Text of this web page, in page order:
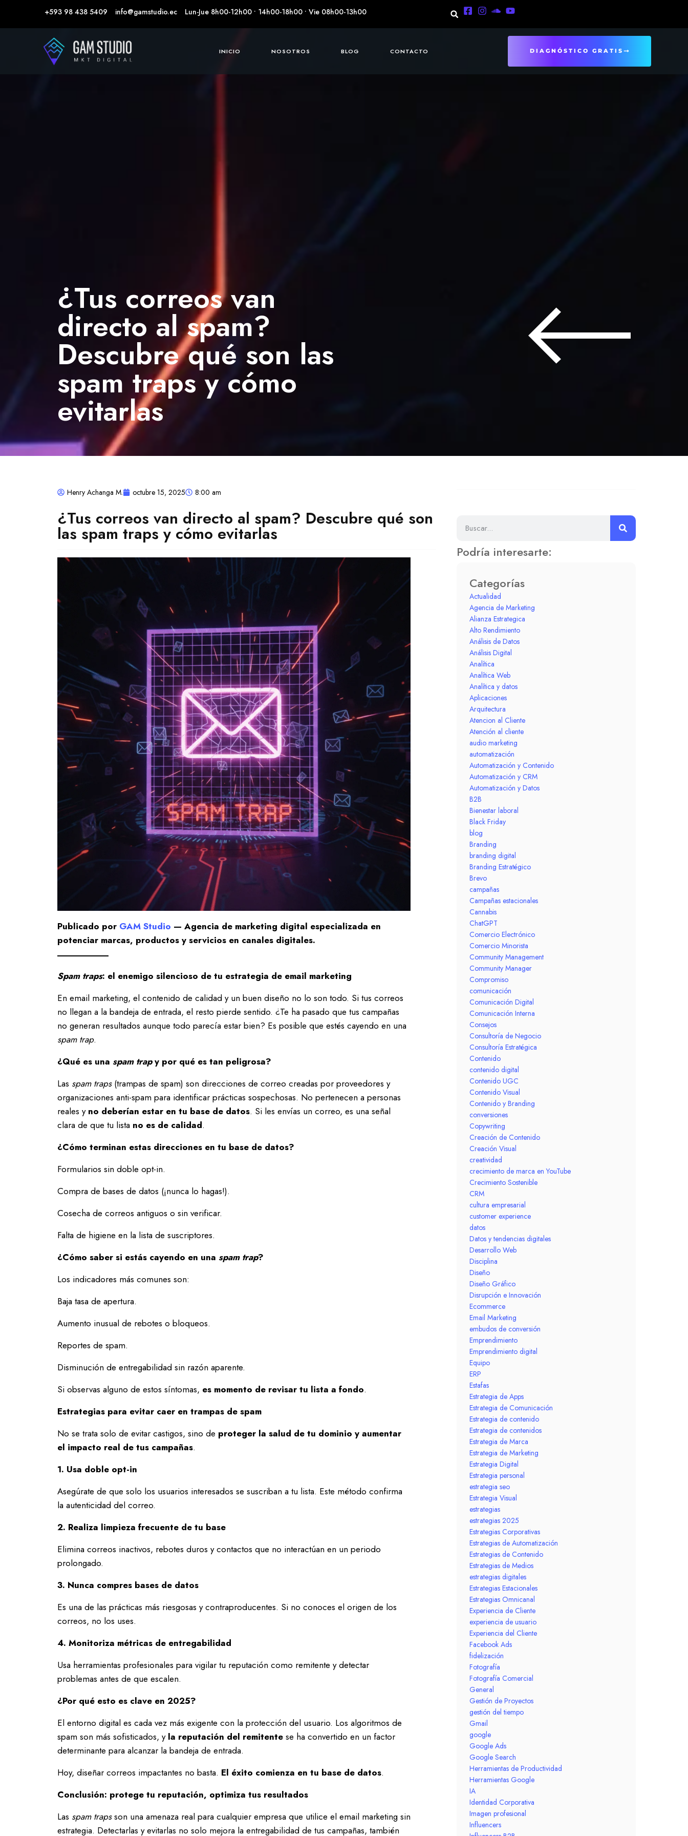
+593 98 438 5409 info@gamstudio.ec Lun-Jue 8h00-12h00 • 14h00-18h00 • Vie 08h00-13h00
INICIO NOSOTROS BLOG CONTACTO DIAGNÓSTICO GRATIS
¿Tus correos van
directo al spam?
Descubre qué son las
spam traps y cómo
evitarlas
Henry Achanga M. octubre 15, 2025 8:00 am
¿Tus correos van directo al spam? Descubre qué son
las spam traps y cómo evitarlas
Publicado por GAM Studio — Agencia de marketing digital especializada en
potenciar marcas, productos y servicios en canales digitales.
Spam traps: el enemigo silencioso de tu estrategia de email marketing
En email marketing, el contenido de calidad y un buen diseño no lo son todo. Si tus correos
no llegan a la bandeja de entrada, el resto pierde sentido. ¿Te ha pasado que tus campañas
no generan resultados aunque todo parecía estar bien? Es posible que estés cayendo en una
spam trap.
¿Qué es una spam trapy por qué es tan peligrosa?
Las spam traps(trampas de spam) son direcciones de correo creadas por proveedores y
organizaciones anti-spam para identificar prácticas sospechosas. No pertenecen a personas
reales y no deberían estar en tu base de datos. Si les envías un correo, es una señal
clara de que tu lista no es de calidad.
¿Cómo terminan estas direcciones en tu base de datos?
Formularios sin doble opt-in.
Compra de bases de datos (¡nunca lo hagas!).
Cosecha de correos antiguos o sin verificar.
Falta de higiene en la lista de suscriptores.
¿Cómo saber si estás cayendo en una spam trap?
Los indicadores más comunes son:
Baja tasa de apertura.
Aumento inusual de rebotes o bloqueos.
Reportes de spam.
Disminución de entregabilidad sin razón aparente.
Si observas alguno de estos síntomas, es momento de revisar tu lista a fondo.
Estrategias para evitar caer en trampas de spam
No se trata solo de evitar castigos, sino de proteger la salud de tu dominio y aumentar
el impacto real de tus campañas.
1. Usa doble opt-in
Asegúrate de que solo los usuarios interesados se suscriban a tu lista. Este método confirma
la autenticidad del correo.
2. Realiza limpieza frecuente de tu base
Elimina correos inactivos, rebotes duros y contactos que no interactúan en un periodo
prolongado.
3. Nunca compres bases de datos
Es una de las prácticas más riesgosas y contraproducentes. Si no conoces el origen de los
correos, no los uses.
4. Monitoriza métricas de entregabilidad
Usa herramientas profesionales para vigilar tu reputación como remitente y detectar
problemas antes de que escalen.
¿Por qué esto es clave en 2025?
El entorno digital es cada vez más exigente con la protección del usuario. Los algoritmos de
spam son más sofisticados, y la reputación del remitente se ha convertido en un factor
determinante para alcanzar la bandeja de entrada.
Hoy, diseñar correos impactantes no basta. El éxito comienza en tu base de datos.
Conclusión: protege tu reputación, optimiza tus resultados
Las spam trapsson una amenaza real para cualquier empresa que utilice el email marketing sin
estrategia. Detectarlas y evitarlas no solo mejora la entregabilidad de tus campañas, también
Podría interesarte:
Categorías
Actualidad
Agencia de Marketing
Alianza Estrategica
Alto Rendimiento
Análisis de Datos
Análisis Digital
Analítica
Analítica Web
Analítica y datos
Aplicaciones
Arquitectura
Atencion al Cliente
Atención al cliente
audio marketing
automatización
Automatización y Contenido
Automatización y CRM
Automatización y Datos
B2B
Bienestar laboral
Black Friday
blog
Branding
branding digital
Branding Estratégico
Brevo
campañas
Campañas estacionales
Cannabis
ChatGPT
Comercio Electrónico
Comercio Minorista
Community Management
Community Manager
Compromiso
comunicación
Comunicación Digital
Comunicación Interna
Consejos
Consultoría de Negocio
Consultoría Estratégica
Contenido
contenido digital
Contenido UGC
Contenido Visual
Contenido y Branding
conversiones
Copywriting
Creación de Contenido
Creación Visual
creatividad
crecimiento de marca en YouTube
Crecimiento Sostenible
CRM
cultura empresarial
customer experience
datos
Datos y tendencias digitales
Desarrollo Web
Disciplina
Diseño
Diseño Gráfico
Disrupción e Innovación
Ecommerce
Email Marketing
embudos de conversión
Emprendimiento
Emprendimiento digital
Equipo
ERP
Estafas
Estrategia de Apps
Estrategia de Comunicación
Estrategia de contenido
Estrategia de contenidos
Estrategia de Marca
Estrategia de Marketing
Estrategia Digital
Estrategia personal
estrategia seo
Estrategia Visual
estrategias
estrategias 2025
Estrategias Corporativas
Estrategias de Automatización
Estrategias de Contenido
Estrategias de Medios
estrategias digitales
Estrategias Estacionales
Estrategias Omnicanal
Experiencia de Cliente
experiencia de usuario
Experiencia del Cliente
Facebook Ads
fidelización
Fotografía
Fotografía Comercial
General
Gestión de Proyectos
gestión del tiempo
Gmail
google
Google Ads
Google Search
Herramientas de Productividad
Herramientas Google
IA
Identidad Corporativa
Imagen profesional
Influencers